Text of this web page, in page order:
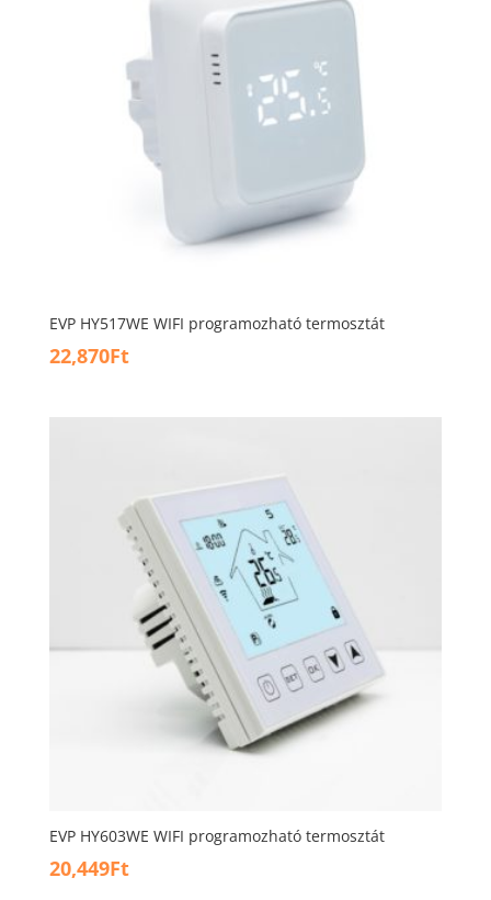
EVP HY517WE WIFI programozható termosztát
22,870Ft
EVP HY603WE WIFI programozható termosztát
20,449Ft